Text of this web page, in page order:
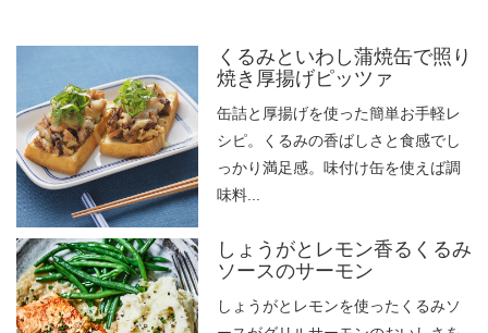
くるみといわし蒲焼缶で照り
焼き厚揚げピッツァ
缶詰と厚揚げを使った簡単お手軽レ
シピ。くるみの香ばしさと食感でし
っかり満足感。味付け缶を使えば調
味料...
しょうがとレモン香るくるみ
ソースのサーモン
しょうがとレモンを使ったくるみソ